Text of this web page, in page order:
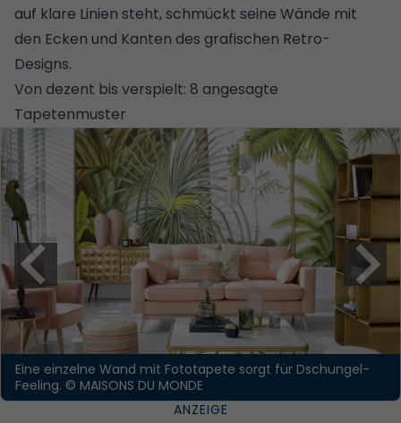
auf klare Linien steht, schmückt seine Wände mit
den Ecken und Kanten des grafischen Retro-
Designs.
Von dezent bis verspielt: 8 angesagte
Tapetenmuster
Eine einzelne Wand mit Fototapete sorgt für Dschungel-
Feeling. © MAISONS DU MONDE